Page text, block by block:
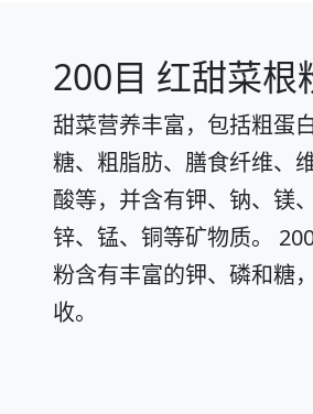
200目 红甜菜根
甜菜营养丰富，包括粗蛋
糖、粗脂肪、膳食纤维、
酸等，并含有钾、钠、镁
锌、锰、铜等矿物质。
粉含有丰富的钾、磷和糖
收。